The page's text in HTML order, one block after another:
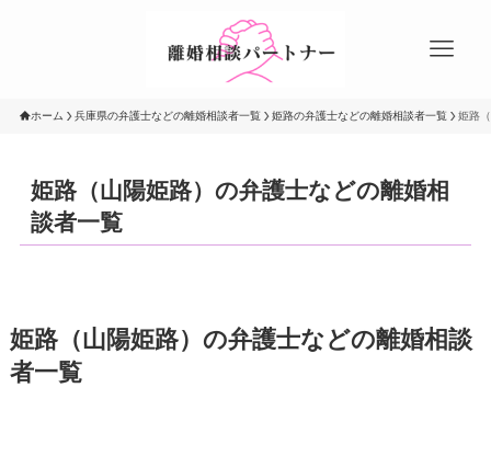
ホーム 兵庫県の弁護士などの離婚相談者一覧 姫路の弁護士などの離婚相談者一覧 姫路
姫路（山陽姫路）の弁護士などの離婚相
談者一覧
姫路（山陽姫路）の弁護士などの離婚相談
者一覧